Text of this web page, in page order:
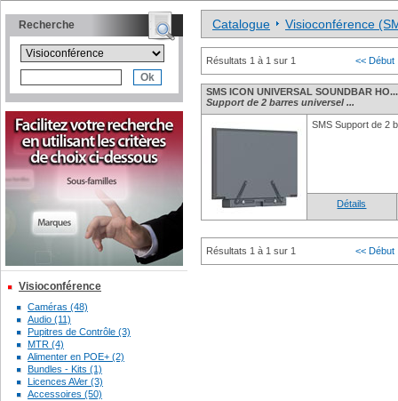
Recherche
Visioconférence
Caméras (48)
Audio (11)
Pupitres de Contrôle (3)
MTR (4)
Alimenter en POE+ (2)
Bundles - Kits (1)
Licences AVer (3)
Accessoires (50)
Catalogue Visioconférence
Résultats 1 à 1 sur 1 << Début
SMS ICON UNIVERSAL SOUNDBAR HO...
Support de 2 barres universel ...
SMS Support de 2
Détails
Résultats 1 à 1 sur 1 << Début